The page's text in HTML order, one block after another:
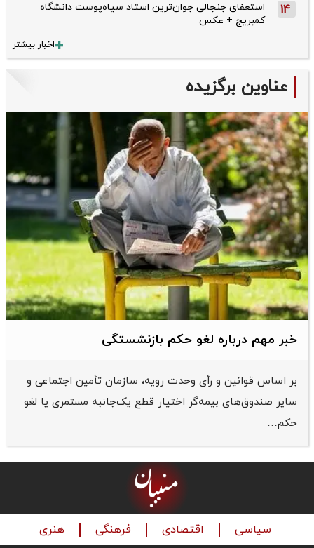
14
استعفای جنجالی جوان‌ترین استاد سیاه‌پوست دانشگاه
کمبریج + عکس
اخبار بیشتر
عناوین برگزیده
خبر مهم درباره لغو حکم بازنشستگی
بر اساس قوانین و رأی وحدت رویه، سازمان تأمین اجتماعی و
سایر صندوق‌های بیمه‌گر اختیار قطع یک‌جانبه مستمری یا لغو
حکم…
سیاسی اقتصادی فرهنگی هنری